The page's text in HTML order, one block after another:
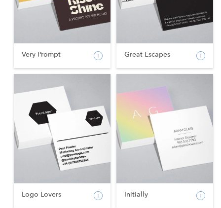
Very Prompt Great Escapes
Logo Lovers Initially